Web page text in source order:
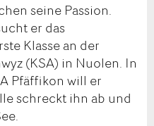
seine Passion.
er das
Klasse an der
(KSA) in Nuolen. In
Pfäffikon will er
schreckt ihn ab und